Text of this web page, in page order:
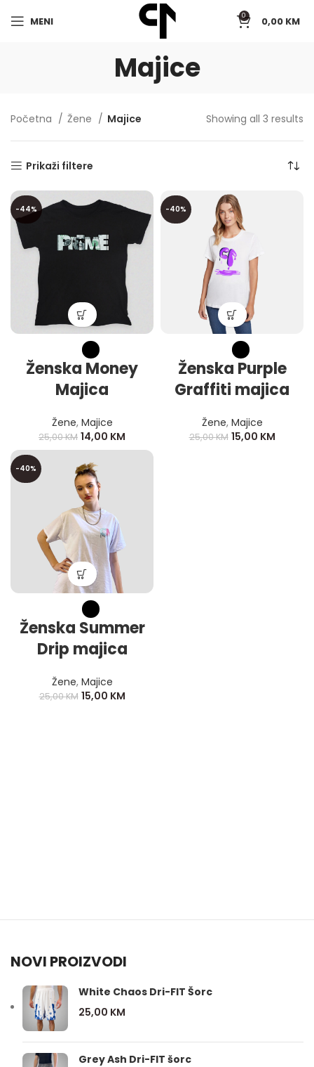
MENI 0 0,00 KM
Majice
Početna Žene Majice Showing all 3 results
Prikaži filtere
-44%
Ženska Money
Majica
Žene, Majice
25,00KM 14,00 KM
-40%
Ženska Purple
Graffiti majica
Žene, Majice
25,00KM 15,00 KM
-40%
Ženska Summer
Drip majica
Žene, Majice
25,00KM 15,00 KM
NOVI PROIZVODI
White Chaos Dri-FIT Šorc
25,00 KM
Grey Ash Dri-FIT šorc